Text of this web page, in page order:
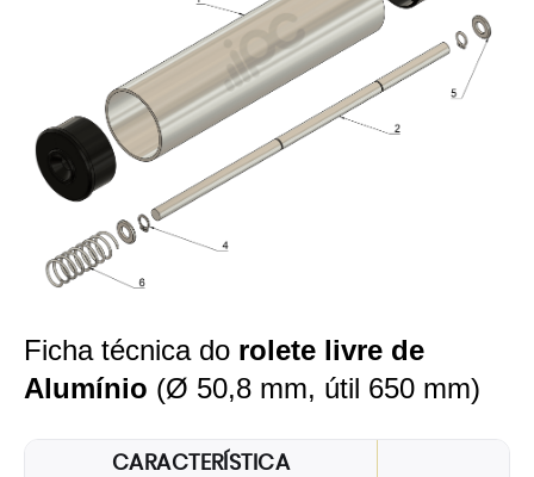
Ficha técnica do rolete livre de
Alumínio (Ø 50,8 mm, útil 650 mm)
CARACTERÍSTICA